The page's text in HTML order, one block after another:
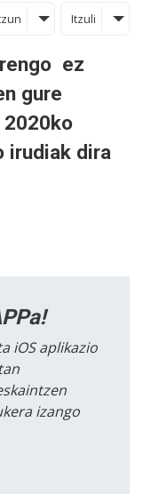
Itzuli
ez
gure
2020ko
irudiak dira
iOS aplikazio
izango